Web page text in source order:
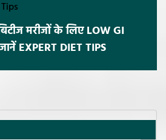
मरीजों के लिए LOW GI
EXPERT DIET TIPS